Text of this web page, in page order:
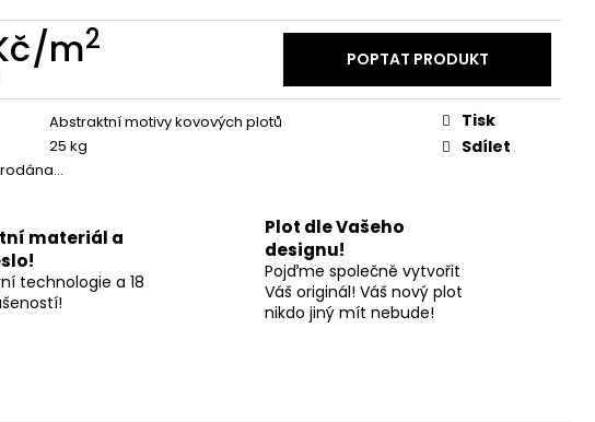
/m2
POPTAT PRODUKT
Abstraktní motivy kovových plotů
25 kg
Tisk
Sdílet
materiál a
technologie a 18
Plot dle Vašeho
designu!
Pojďme společně vytvořit
Váš originál! Váš nový plot
nikdo jiný mít nebude!